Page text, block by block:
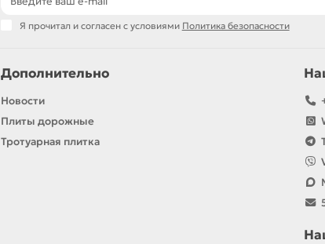
Я прочитал и согласен с условиями Политика безопасности
Дополнительно
Новости
Плиты дорожные
Тротуарная плитка